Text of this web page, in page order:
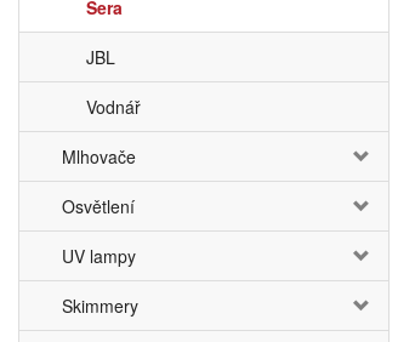
Sera
JBL
Vodnář
Mlhovače
Osvětlení
UV lampy
Skimmery